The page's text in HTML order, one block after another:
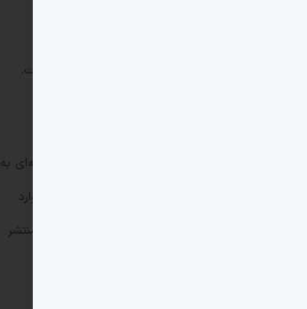
تصور کند که درحال صحبت با یک انسان است، شرکت
صرفاً یک سیستم هوش مصنوعی است و انسان نیست.
هوش مصنوعی را موظف می‌کند که گزارش‌های سالانه‌ای به
باشد که برای شناسایی، حذف و واکنش به موارد
نیز موظف است این داده‌ها را در وب‌سایت خود منتشر